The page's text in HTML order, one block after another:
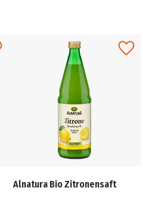
Alnatura Bio Zitronensaft